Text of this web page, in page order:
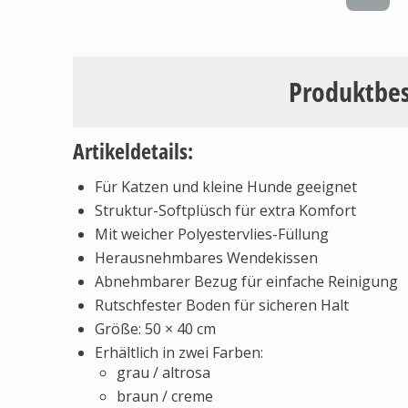
Artikeldetails:
Für Katzen und kleine Hunde geeignet
Struktur-Softplüsch für extra Komfort
Mit weicher Polyestervlies-Füllung
Herausnehmbares Wendekissen
Abnehmbarer Bezug für einfache Reinigung
Rutschfester Boden für sicheren Halt
Größe: 50 × 40 cm
Erhältlich in zwei Farben:
grau / altrosa
braun / creme